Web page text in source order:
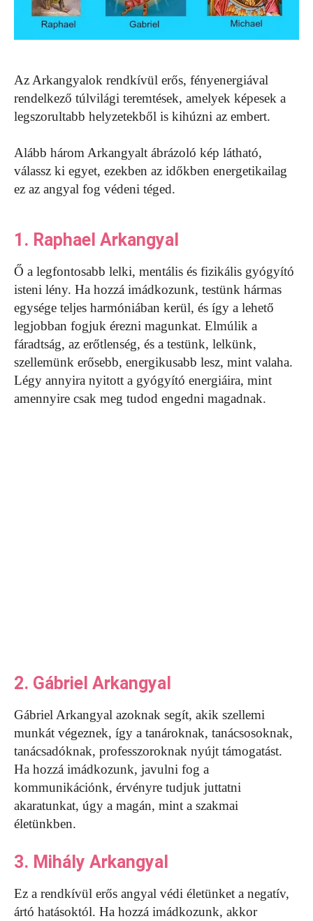
Az Arkangyalok rendkívül erős, fényenergiával
rendelkező túlvilági teremtések, amelyek képesek a
legszorultabb helyzetekből is kihúzni az embert.
Alább három Arkangyalt ábrázoló kép látható,
válassz ki egyet, ezekben az időkben energetikailag
ez az angyal fog védeni téged.
1. Raphael Arkangyal
Ő a legfontosabb lelki, mentális és fizikális gyógyító
isteni lény. Ha hozzá imádkozunk, testünk hármas
egysége teljes harmóniában kerül, és így a lehető
legjobban fogjuk érezni magunkat. Elmúlik a
fáradtság, az erőtlenség, és a testünk, lelkünk,
szellemünk erősebb, energikusabb lesz, mint valaha.
Légy annyira nyitott a gyógyító energiáira, mint
amennyire csak meg tudod engedni magadnak.
2. Gábriel Arkangyal
Gábriel Arkangyal azoknak segít, akik szellemi
munkát végeznek, így a tanároknak, tanácsosoknak,
tanácsadóknak, professzoroknak nyújt támogatást.
Ha hozzá imádkozunk, javulni fog a
kommunikációnk, érvényre tudjuk juttatni
akaratunkat, úgy a magán, mint a szakmai
életünkben.
3. Mihály Arkangyal
Ez a rendkívül erős angyal védi életünket a negatív,
ártó hatásoktól. Ha hozzá imádkozunk, akkor